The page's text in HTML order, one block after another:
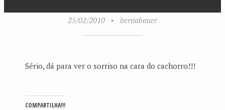
25/02/2010 • bernabauer
Sério, dá para ver o sorriso na cara do cachorro!!!
COMPARTILHA!!!